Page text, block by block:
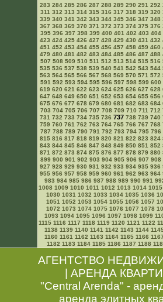
283 284 285 286 287 288 289 290 291 292
311 312 313 314 315 316 317 318 319 320
339 340 341 342 343 344 345 346 347 348
367 368 369 370 371 372 373 374 375 376
395 396 397 398 399 400 401 402 403 404
423 424 425 426 427 428 429 430 431 432
451 452 453 454 455 456 457 458 459 460
479 480 481 482 483 484 485 486 487 488
507 508 509 510 511 512 513 514 515 516
535 536 537 538 539 540 541 542 543 544
563 564 565 566 567 568 569 570 571 572
591 592 593 594 595 596 597 598 599 600
619 620 621 622 623 624 625 626 627 628
647 648 649 650 651 652 653 654 655 656
675 676 677 678 679 680 681 682 683 684
703 704 705 706 707 708 709 710 711 712
731 732 733 734 735 736 737738 739 740
759 760 761 762 763 764 765 766 767 768
787 788 789 790 791 792 793 794 795 796
815 816 817 818 819 820 821 822 823 824
843 844 845 846 847 848 849 850 851 852
871 872 873 874 875 876 877 878 879 880
899 900 901 902 903 904 905 906 907 908
927 928 929 930 931 932 933 934 935 936
955 956 957 958 959 960 961 962 963 964
983 984 985 986 987 988 989 990 991
1008 1009 1010 1011 1012 1013 1014 1015
1030 1031 1032 1033 1034 1035 1036
1051 1052 1053 1054 1055 1056 1057
1072 1073 1074 1075 1076 1077 1078
1093 1094 1095 1096 1097 1098 1099
1115 1116 1117 1118 1119 1120 1121 1122
1138 1139 1140 1141 1142 1143 1144
1160 1161 1162 1163 1164 1165 1166
1182 1183 1184 1185 1186 1187 1188
АГЕНТСТВО
|АРЕНДА
"Central Arenda" -
аренда элитных